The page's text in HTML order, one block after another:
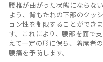
腰椎が曲がった状態にならない
よう、背もたれの下部のクッシ
ョン性を制限することができま
す。これにより、腰部を面で支
えて一定の形に保ち、着席者の
腰痛を予防します。